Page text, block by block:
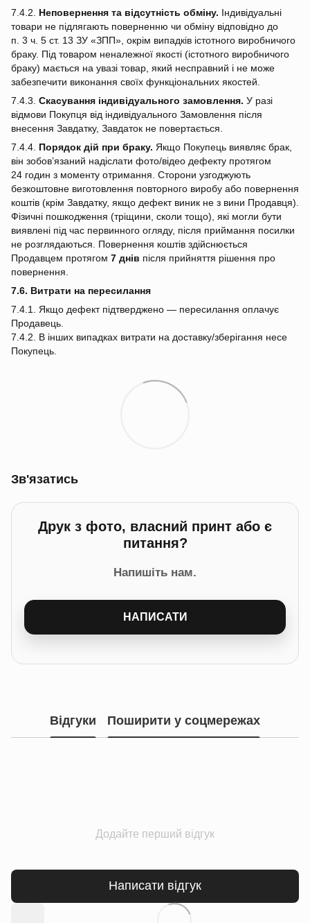
7.4.2. Неповернення та відсутність обміну. Індивідуальні
товари не підлягають поверненню чи обміну відповідно до
п. 3 ч. 5 ст. 13 ЗУ «ЗПП», окрім випадків істотного виробничого
браку. Під товаром неналежної якості (істотного виробничого
браку) мається на увазі товар, який несправний і не може
забезпечити виконання своїх функціональних якостей.
7.4.3. Скасування індивідуального замовлення. У разі
відмови Покупця від індивідуального Замовлення після
внесення Завдатку, Завдаток не повертається.
7.4.4. Порядок дій при браку. Якщо Покупець виявляє брак,
він зобов’язаний надіслати фото/відео дефекту протягом
24 годин з моменту отримання. Сторони узгоджують
безкоштовне виготовлення повторного виробу або повернення
коштів (крім Завдатку, якщо дефект виник не з вини Продавця).
Фізичні пошкодження (тріщини, сколи тощо), які могли бути
виявлені під час первинного огляду, після приймання посилки
не розглядаються. Повернення коштів здійснюється
Продавцем протягом 7 днів після прийняття рішення про
повернення.
7.6. Витрати на пересилання
7.4.1. Якщо дефект підтверджено — пересилання оплачує
Продавець.
7.4.2. В інших випадках витрати на доставку/зберігання несе
Покупець.
Зв'язатись
Друк з фото, власний принт або є
питання?
Напишіть нам.
НАПИСАТИ
Відгуки Поширити у соцмережах
Додайте перший відгук
Написати відгук